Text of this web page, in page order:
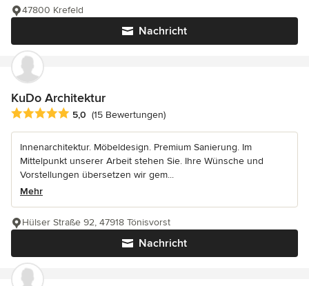
Nachricht
47800 Krefeld
KuDo Architektur
Durchschnittliche Bewertung: 5 von 5 Sternen
5,0 (15 Bewertungen)
Innenarchitektur. Möbeldesign. Premium Sanierung. Im
Mittelpunkt unserer Arbeit stehen Sie. Ihre Wünsche und
Vorstellungen übersetzen wir gem...
Mehr
Nachricht
Hülser Straße 92, 47918 Tönisvorst